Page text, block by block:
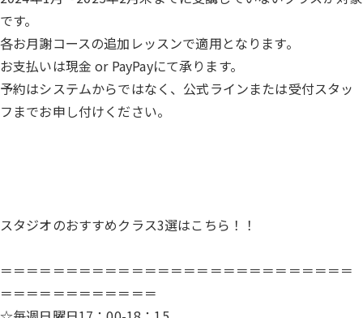
です。
各お月謝コースの追加レッスンで適用となります。
お支払いは現金 or PayPayにて承ります。
予約はシステムからではなく、公式ラインまたは受付スタッ
フまでお申し付けください。
スタジオのおすすめクラス3選はこちら！！
＝＝＝＝＝＝＝＝＝＝＝＝＝＝＝＝＝＝＝＝＝＝＝＝＝＝＝
＝＝＝＝＝＝＝＝＝＝＝＝